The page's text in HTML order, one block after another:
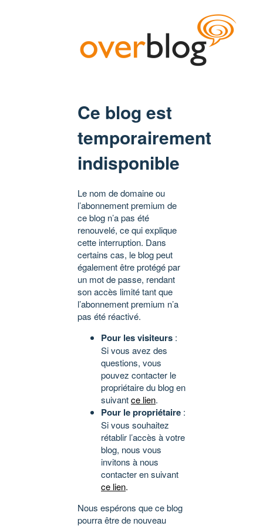
Ce blog est
temporairement
indisponible
Le nom de domaine ou
l’abonnement premium de
ce blog n’a pas été
renouvelé, ce qui explique
cette interruption. Dans
certains cas, le blog peut
également être protégé par
un mot de passe, rendant
son accès limité tant que
l’abonnement premium n’a
pas été réactivé.
Pour les visiteurs :
Si vous avez des
questions, vous
pouvez contacter le
propriétaire du blog en
suivantce lien.
Pour le propriétaire :
Si vous souhaitez
rétablir l’accès à votre
blog, nous vous
invitons à nous
contacter en suivant
ce lien.
Nous espérons que ce blog
pourra être de nouveau